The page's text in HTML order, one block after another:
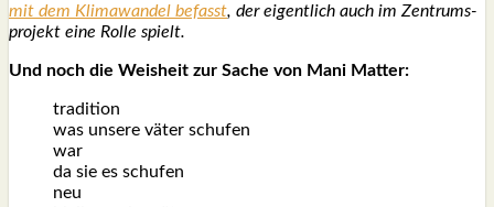
mit dem Kli­ma­wan­del befasst, der eigent­lich auch im Zen­trums­
pro­jekt eine Rol­le spielt.
Und noch die Weis­heit zur Sache von Mani Mat­ter:
tra­di­ti­on
was unse­re väter schu­fen
war
da sie es schu­fen
neu